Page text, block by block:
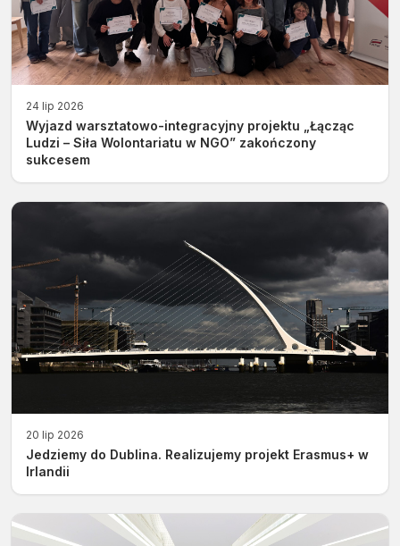
24 lip 2026
Wyjazd warsztatowo-integracyjny projektu „Łącząc
Ludzi – Siła Wolontariatu w NGO” zakończony
sukcesem
20 lip 2026
Jedziemy do Dublina. Realizujemy projekt Erasmus+ w
Irlandii